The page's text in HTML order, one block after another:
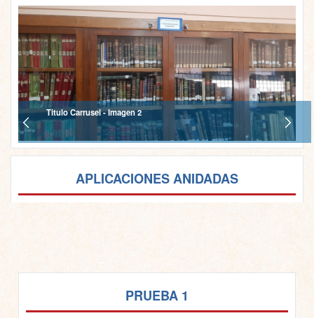
Titulo Carrusel - Imagen 2
APLICACIONES ANIDADAS
PRUEBA 1